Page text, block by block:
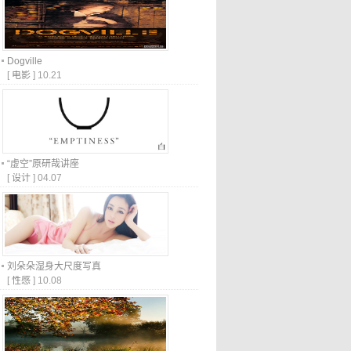
Dogville
[ 电影 ] 10.21
“虚空”原研哉讲座
[ 设计 ] 04.07
刘朵朵湿身大尺度写真
[ 性感 ] 10.08